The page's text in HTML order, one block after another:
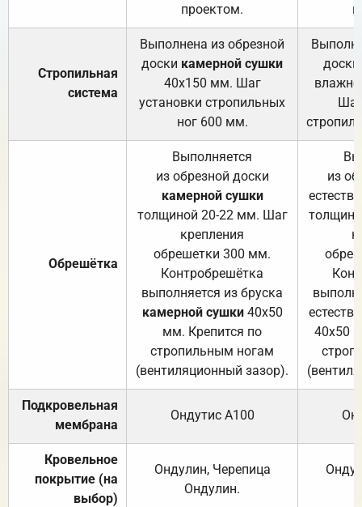
проектом.
Стропильная
система
Выполнена из обрезной
доски камерной сушки
40х150 мм. Шаг
установки стропильных
ног 600 мм.
доски
Обрешётка
Выполняется
из обрезной доски
камерной сушки
толщиной 20-22 мм. Шаг
крепления
обрешетки 300 мм.
Контробрешётка
выполняется из бруска
камерной сушки40х50
мм. Крепится по
стропильным ногам
(вентиляционный зазор).
из
40х50
Подкровельная
мембрана
Ондутис А100
Кровельное
покрытие (на
выбор)
Ондулин, Черепица
Ондулин.